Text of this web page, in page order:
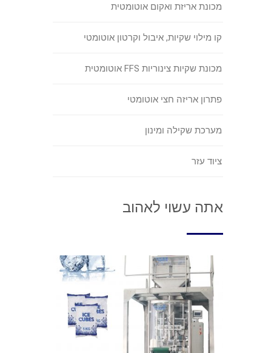
מכונת אריזת ואקום אוטומטית
קו מילוי שקיות, איבול וקרטון אוטומטי
מכונת שקיות צינוריות FFS אוטומטית
פתרון אריזה חצי אוטומטי
מערכת שקילה ומינון
ציוד עזר
אתה עשוי לאהוב